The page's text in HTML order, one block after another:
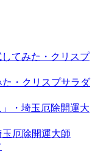
てみた・クリスプ
・埼玉厄除開運大